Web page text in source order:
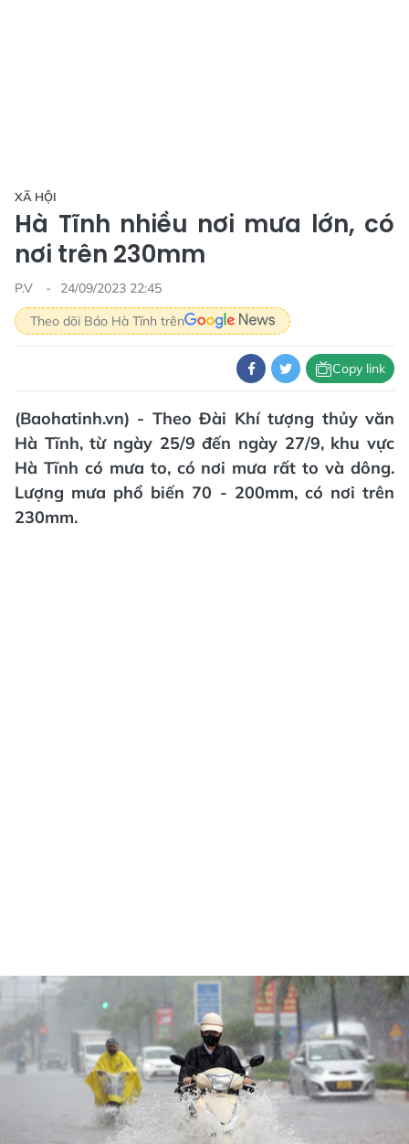
XÃ HỘI
Hà Tĩnh nhiều nơi mưa lớn, có
nơi trên 230mm
P.V
24/09/2023 22:45
Theo dõi Báo Hà Tĩnh trên
Copy link
(Baohatinh.vn) - Theo Đài Khí tượng thủy văn
Hà Tĩnh, từ ngày 25/9 đến ngày 27/9, khu vực
Hà Tĩnh có mưa to, có nơi mưa rất to và dông.
Lượng mưa phổ biến 70 - 200mm, có nơi trên
230mm.